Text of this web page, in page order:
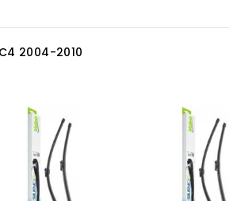
C4 2004-2010